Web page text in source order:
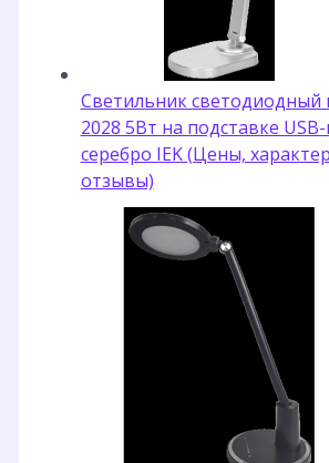
Светильник светодиодный
2028 5Вт на подставке
серебро IEK (Цены,
отзывы)